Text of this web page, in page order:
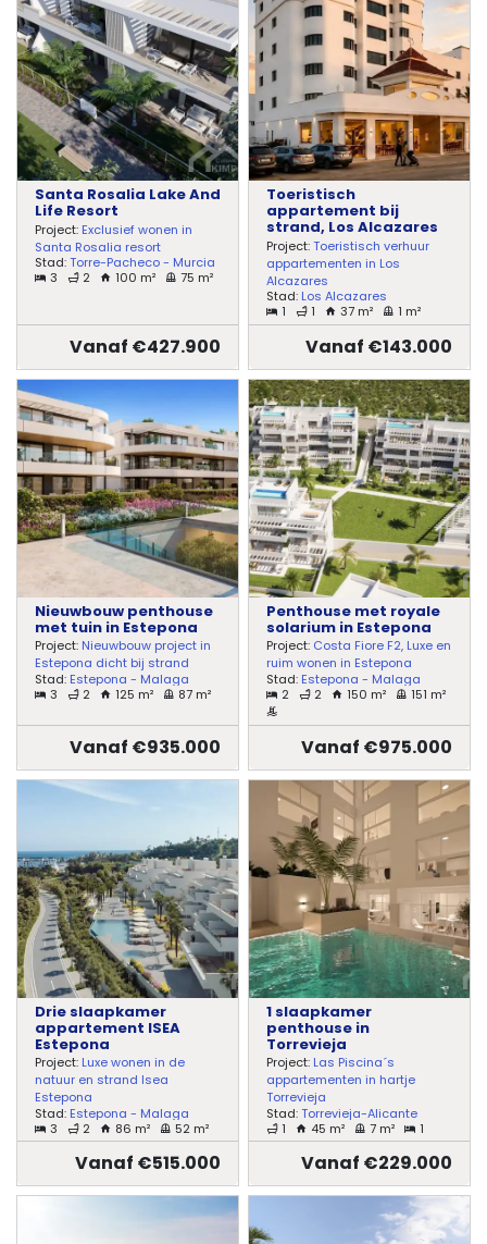
Santa Rosalia Lake And
Life Resort
Project: Exclusief wonen in
Santa Rosalia resort
Stad:Torre-Pacheco - Murcia
3
2 100 m² 75 m²
Vanaf €427.900
Toeristisch
appartement bij
strand, Los Alcazares
Project:Toeristisch verhuur
appartementen in Los
Alcazares
Stad: Los Alcazares
1
1 37 m² 1 m²
Vanaf €143.000
Nieuwbouw penthouse
met tuin in Estepona
Project: Nieuwbouw project in
Estepona dicht bij strand
Stad: Estepona - Malaga
3
2 125 m² 87 m²
Vanaf €935.000
Penthouse met royale
solarium in Estepona
Project: Costa Fiore F2, Luxe en
ruim wonen in Estepona
Stad: Estepona - Malaga
2
2 150 m² 151 m²
Vanaf €975.000
Drie slaapkamer
appartement ISEA
Estepona
Project: Luxe wonen in de
natuur en strand Isea
Estepona
Stad: Estepona - Malaga
3
2 86 m² 52 m²
Vanaf €515.000
1 slaapkamer
penthouse in
Torrevieja
Project: Las Piscina´s
appartementen in hartje
Torrevieja
Stad:Torrevieja-Alicante
1
45 m² 7 m² 1
Vanaf €229.000